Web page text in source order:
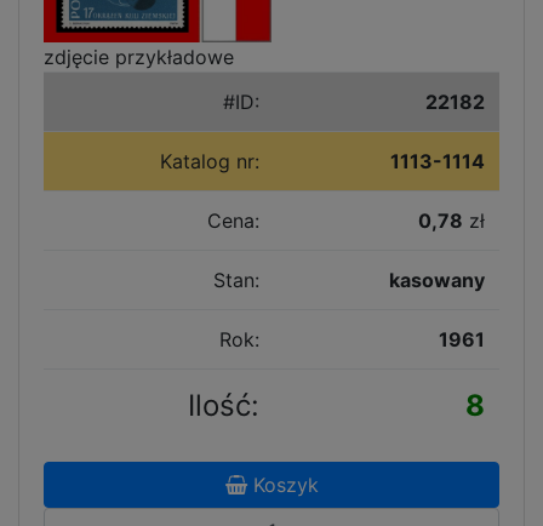
zdjęcie przykładowe
#ID:
22182
Katalog nr: 1113-1114
Cena: 0,78 zł
Stan: kasowany
Rok: 1961
Ilość: 8
Koszyk